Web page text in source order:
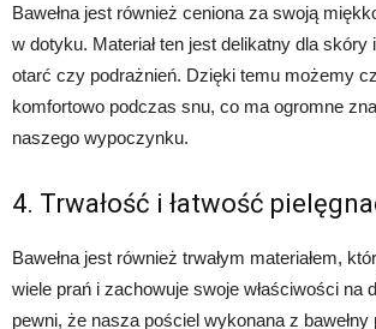
Bawełna jest również ceniona za swoją
w dotyku. Materiał ten jest delikatny dla skóry
otarć czy podrażnień. Dzięki temu możemy
komfortowo podczas snu, co ma ogromne
naszego wypoczynku.
4. Trwałość i łatwość
Bawełna jest również trwałym materiałem,
wiele prań i zachowuje swoje właściwości na
pewni, że nasza pościel wykonana z bawełny